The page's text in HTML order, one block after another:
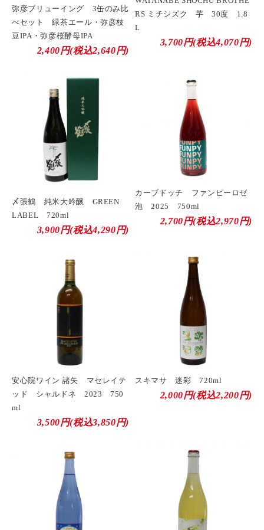
弥彦ブリューイング 3缶のみ比
べセット 緑茶エール・弥彦枝
豆IPA・弥彦桜酵母IPA
2,400円(税込2,640円)
RS ミチシズク 芋 30度 1.8
L
3,700円(税込4,070円)
〆張鶴 純米大吟醸 GREEN
LABEL 720ml
3,900円(税込4,290円)
カーブドッチ ファンピーロゼ
泡 2025 750ml
2,700円(税込2,970円)
安心院ワイン 諸矢 マセレイテ
ッド シャルドネ 2023 750
ml
3,500円(税込3,850円)
スキマサ 迷彩 720ml
2,000円(税込2,200円)